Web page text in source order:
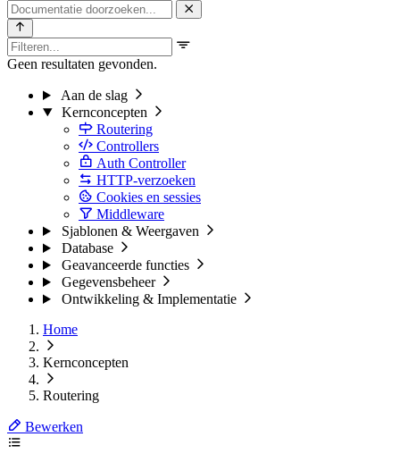
Geen resultaten gevonden.
Aan de slag
Kernconcepten
Routering
Controllers
Auth Controller
HTTP-verzoeken
Cookies en sessies
Middleware
Sjablonen & Weergaven
Database
Geavanceerde functies
Gegevensbeheer
Ontwikkeling & Implementatie
Home
Kernconcepten
Routering
Bewerken